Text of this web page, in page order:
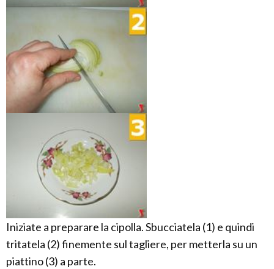
Iniziate a preparare la cipolla. Sbucciatela (1) e quindi
tritatela (2) finemente sul tagliere, per metterla su un
piattino (3) a parte.